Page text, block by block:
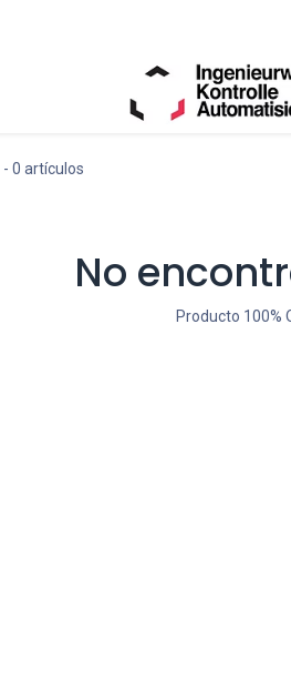
- 0 artículos
No
Producto 100%